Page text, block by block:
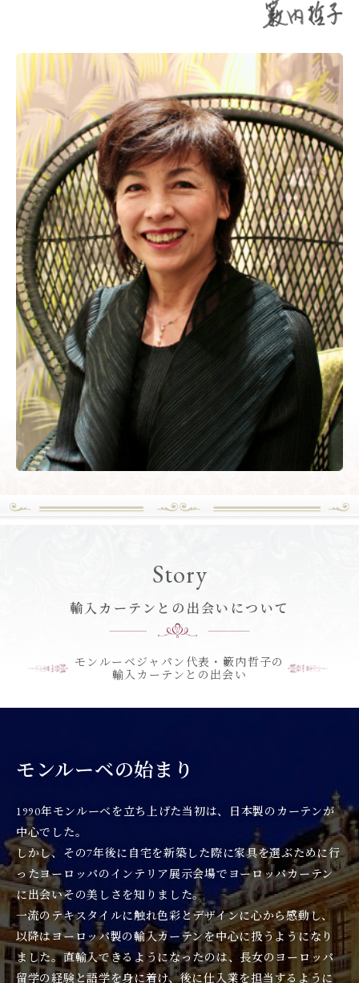
Story
輸入カーテンとの出会いについて
モンルーベジャパン代表・籔内哲子の
輸入カーテンとの出会い
モンルーベの始まり
1990年モンルーベを立ち上げた当初は、日本製のカーテンが
中心でした。
しかし、その7年後に自宅を新築した際に家具を選ぶために行
ったヨーロッパのインテリア展示会場でヨーロッパカーテン
に出会いその美しさを知りました。
一流のテキスタイルに触れ色彩とデザインに心から感動し、
以降はヨーロッパ製の輸入カーテンを中心に扱うようになり
ました。直輸入できるようになったのは、長女のヨーロッパ
留学の経験と語学を身に着け、後に仕入業を担当するように